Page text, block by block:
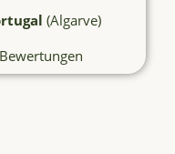
(Algarve)